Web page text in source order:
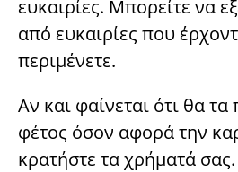
ευκαιρίες. Μπορείτε να
από ευκαιρίες που
περιμένετε.
Αν και φαίνεται ότι θα
φέτος όσον αφορά την
κρατήστε τα χρήματά σας.